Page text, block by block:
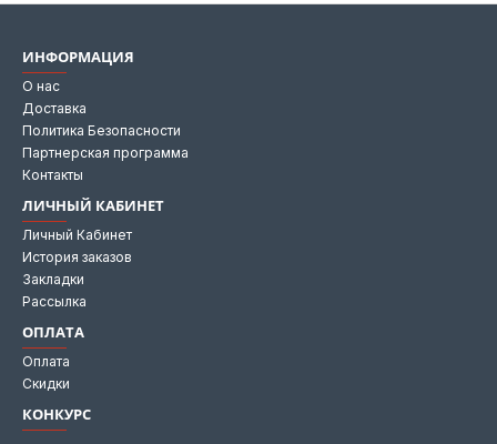
ИНФОРМАЦИЯ
О нас
Доставка
Политика Безопасности
Партнерская программа
Контакты
ЛИЧНЫЙ КАБИНЕТ
Личный Кабинет
История заказов
Закладки
Рассылка
ОПЛАТА
Оплата
Скидки
КОНКУРС